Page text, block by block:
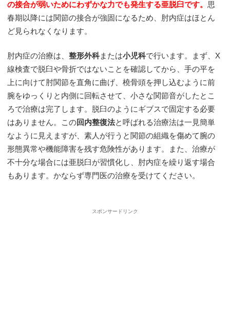
の接合が弱いためにわずかな力でも発生する亜脱臼です。思
春期以降には関節の接合が強固になるため、肘内症はほとん
ど見られなくなります。
肘内症の治療は、整形外科または小児科で行います。まず、X
線検査で脱臼や骨折ではないことを確認してから、手の平を
上に向けて肘関節を直角に曲げ、橈骨頭を押し込むように前
腕をゆっくりと内側に回転させて、小さな関節音がしたとこ
ろで治療は完了します。脱臼のようにギブスで固定する必要
はありません。この回内整復法と呼ばれる治療法は一見簡単
なように見えますが、素人が行うと関節の組織を傷めて腕の
形態異常や機能障害を残す危険性があります。また、治療が
不十分な場合には亜脱臼が習慣化し、肘内症を繰り返す場合
もあります。かならず専門医の治療を受けてください。
スポンサードリンク